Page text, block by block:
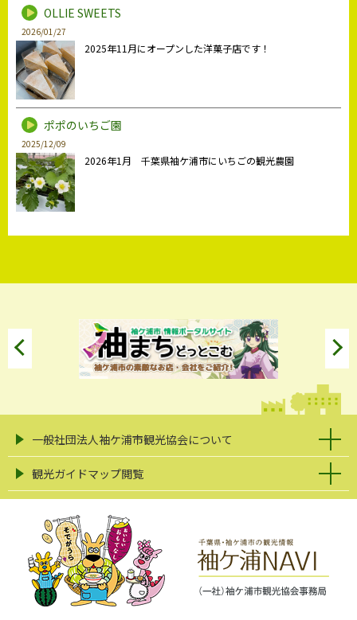
OLLIE SWEETS
2026/01/27
2025年11月にオープンした洋菓子店です！
ポポのいちご園
2025/12/09
2026年1月 千葉県袖ケ浦市にいちごの観光農園
一般社団法人袖ケ浦市観光協会について
観光ガイドマップ閲覧